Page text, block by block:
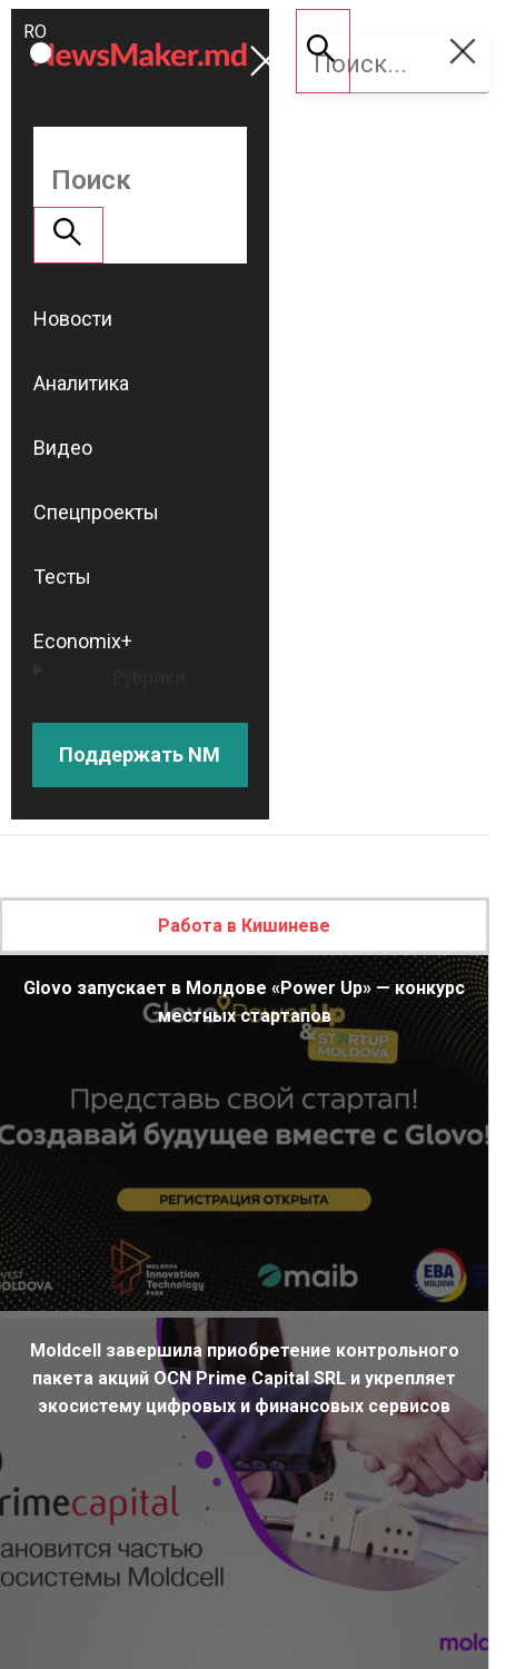
ROMÂNĂ
RU
Поддержать
NM
Новости
Аналитика
Видео
Спецпроекты
Тесты
Economix+
Поддержать NM
Работа в Кишиневе
Glovo запускает в Молдове «Power Up» — конкурс
местных стартапов
Moldcell завершила приобретение контрольного
пакета акций OCN Prime Capital SRL и укрепляет
экосистему цифровых и финансовых сервисов